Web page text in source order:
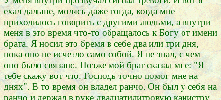
ехал дальше, молясь даже тогда, когда мне
приходилось говорить с другими людьми, а внутри
меня в это время что-то обращалось к Богу от имени
брата. Я носил это бремя в себе два или три дня,
пока оно не исчезло само собой. Я не знал, с чем
оно было связано. Позже мой брат сказал мне: "Я
тебе скажу вот что. Господь точно помог мне на
днях". В то время он владел ранчо. Он был у себя на
ранчо и держал в руке двадцатилитровую канистру